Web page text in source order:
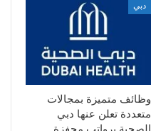
دبي
وظائف متميزة بمجالات
متعددة تعلن عنها دبي